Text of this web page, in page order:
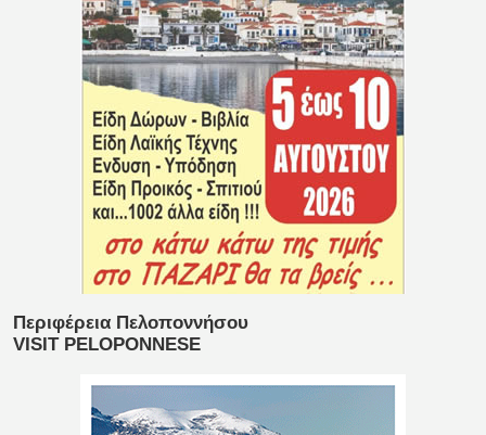
Περιφέρεια Πελοποννήσου
VISIT PELOPONNESE